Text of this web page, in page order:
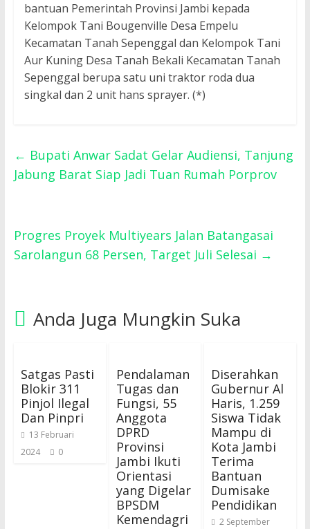
bantuan Pemerintah Provinsi Jambi kepada
Kelompok Tani Bougenville Desa Empelu
Kecamatan Tanah Sepenggal dan Kelompok Tani
Aur Kuning Desa Tanah Bekali Kecamatan Tanah
Sepenggal berupa satu uni traktor roda dua
singkal dan 2 unit hans sprayer. (*)
← Bupati Anwar Sadat Gelar Audiensi, Tanjung
Jabung Barat Siap Jadi Tuan Rumah Porprov
Progres Proyek Multiyears Jalan Batangasai
Sarolangun 68 Persen, Target Juli Selesai →
Anda Juga Mungkin Suka
Satgas Pasti
Blokir 311
Pinjol Ilegal
Dan Pinpri
13 Februari
2024
0
Pendalaman
Tugas dan
Fungsi, 55
Anggota
DPRD
Provinsi
Jambi Ikuti
Orientasi
yang Digelar
BPSDM
Kemendagri
Diserahkan
Gubernur Al
Haris, 1.259
Siswa Tidak
Mampu di
Kota Jambi
Terima
Bantuan
Dumisake
Pendidikan
2 September